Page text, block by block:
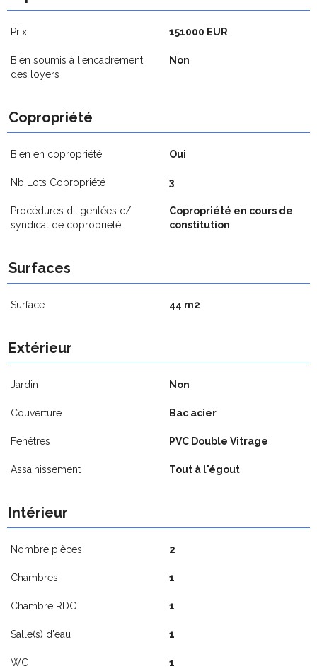
Prix 151000 EUR
Bien soumis à l'encadrement
des loyers
Non
Copropriété
Bien en copropriété Oui
Nb Lots Copropriété 3
Procédures diligentées c/
syndicat de copropriété
Copropriété en cours de
constitution
Surfaces
Surface 44 m2
Extérieur
Jardin Non
Couverture Bac acier
Fenêtres PVC Double Vitrage
Assainissement Tout à l'égout
Intérieur
Nombre pièces 2
Chambres 1
Chambre RDC 1
Salle(s) d'eau 1
WC 1